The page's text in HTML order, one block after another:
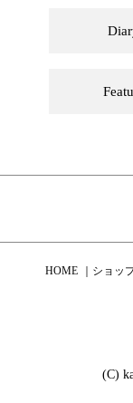
HOME ショッ
(C)